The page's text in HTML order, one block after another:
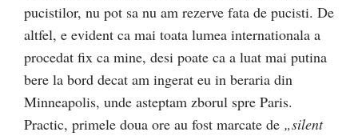
pucistilor, nu pot sa nu am rezerve fata de pucisti. De
altfel, e evident ca mai toata lumea internationala a
procedat fix ca mine, desi poate ca a luat mai putina
bere la bord decat am ingerat eu in beraria din
Minneapolis, unde asteptam zborul spre Paris.
Practic, primele doua ore au fost marcate de „silent